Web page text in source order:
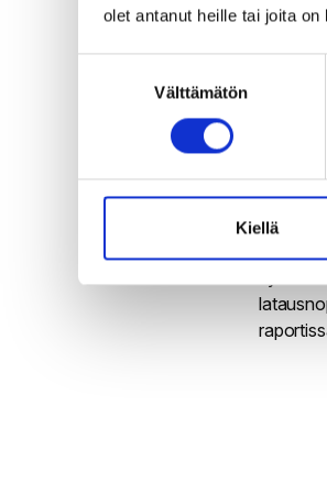
olet antanut heille tai joita
Välttämätön
Kiellä
Vanha
Siirry